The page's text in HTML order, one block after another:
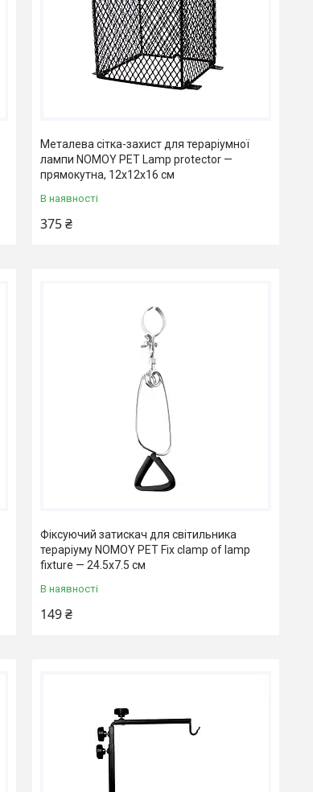
Металева сітка-захист для тераріумної
лампи NOMOY PET Lamp protector —
прямокутна, 12x12x16 см
В наявності
375 ₴
Фіксуючий затискач для світильника
тераріуму NOMOY PET Fix clamp of lamp
fixture — 24.5x7.5 см
В наявності
149 ₴